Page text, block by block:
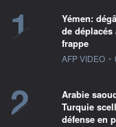
1
Yémen:
de déplacés
frappe
information
AFP VIDEO •
2
Arabie
Turquie
défense en